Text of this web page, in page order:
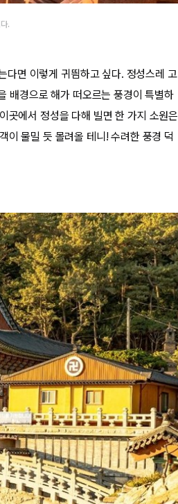
.
다면 이렇게 귀띔하고 싶다. 정성스레 고
배경으로 해가 떠오르는 풍경이 특별하
곳에서 정성을 다해 빌면 한 가지 소원은
이 물밀 듯 몰려올 테니! 수려한 풍경 덕